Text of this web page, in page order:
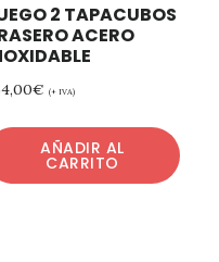
2 TAPACUBOS
ACERO
€ (+ IVA)
AÑADIR AL
CARRITO